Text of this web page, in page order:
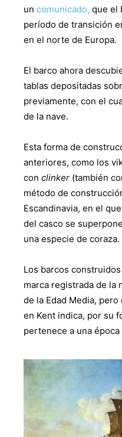
un comunicado, que el
período de transición
en el norte de Europa.
El barco ahora
tablas depositadas
previamente, con el
de la nave.
Esta forma de
anteriores, como los
con clinker (también
método de
Escandinavia, en el
del casco se
una especie de coraza.
Los barcos
marca registrada de la
de la Edad Media,
en Kent indica, por su
pertenece a una